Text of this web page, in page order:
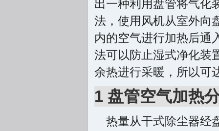
出一种利用盘管将气化
法，使用风机从室外向
内的空气进行加热后通
法可以防止湿式净化装
余热进行采暖，所以可
1 盘管空气加热
热量从干式除尘器经